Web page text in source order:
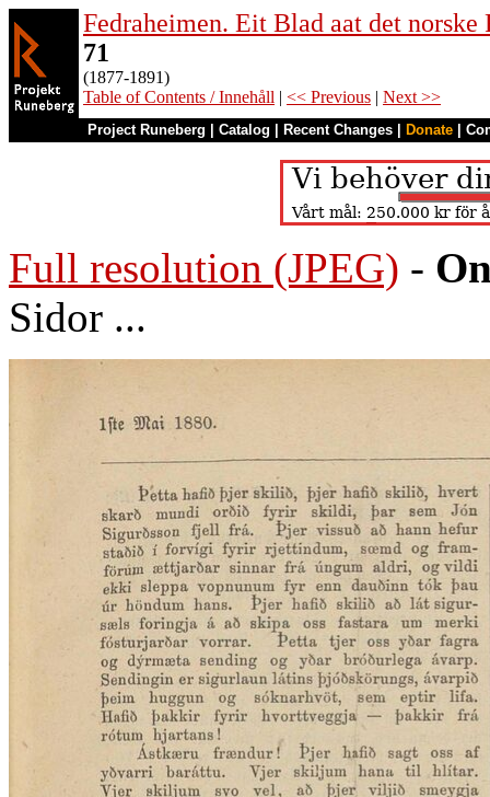
Fedraheimen. Eit Blad aat det norske
71
(1877-1891)
Table of Contents / Innehåll | << Previous | Next >>
Project Runeberg Catalog Recent Changes Donate
Full resolution (JPEG) -
Sidor ...